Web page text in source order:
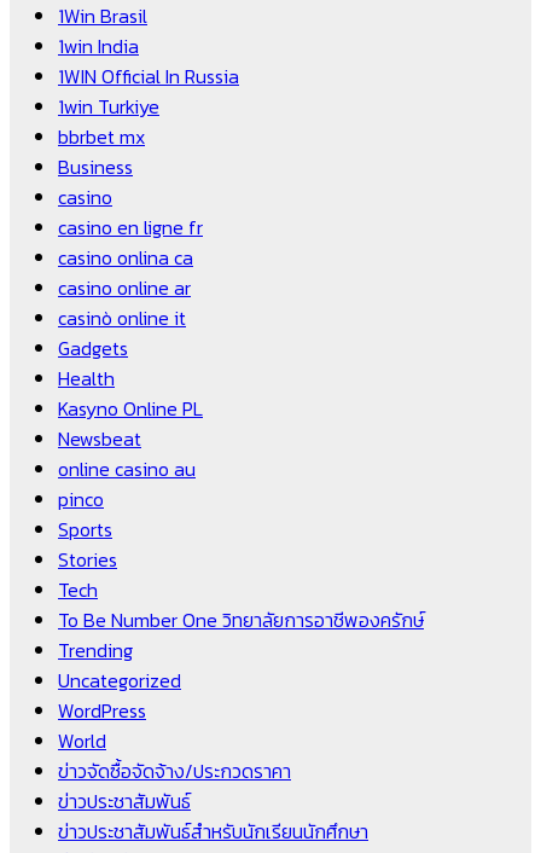
1Win Brasil
1win India
1WIN Official In Russia
1win Turkiye
bbrbet mx
Business
casino
casino en ligne fr
casino onlina ca
casino online ar
casinò online it
Gadgets
Health
Kasyno Online PL
Newsbeat
online casino au
pinco
Sports
Stories
Tech
To Be Number One วิทยาลัยการอาชีพองครักษ์
Trending
Uncategorized
WordPress
World
ข่าวจัดซื้อจัดจ้าง/ประกวดราคา
ข่าวประชาสัมพันธ์
ข่าวประชาสัมพันธ์สำหรับนักเรียนนักศึกษา